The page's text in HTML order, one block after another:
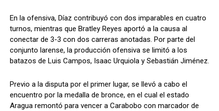
En la ofensiva, Díaz contribuyó con dos imparables en cuatro
turnos, mientras que Bratley Reyes aportó a la causa al
conectar de 3-3 con dos carreras anotadas. Por parte del
conjunto larense, la producción ofensiva se limitó a los
batazos de Luis Campos, Isaac Urquiola y Sebastián Jiménez.
Previo a la disputa por el primer lugar, se llevó a cabo el
encuentro por la medalla de bronce, en el cual el estado
Aragua remontó para vencer a Carabobo con marcador de